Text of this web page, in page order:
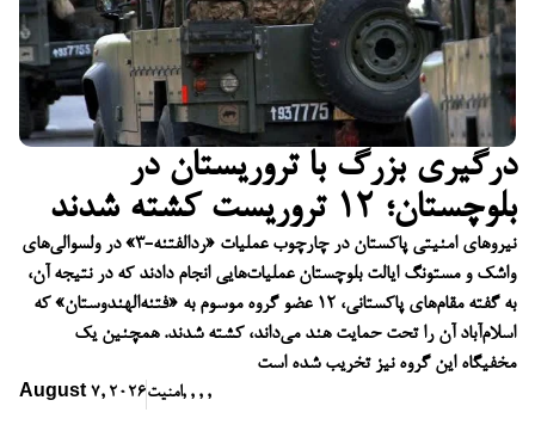
درگیری بزرگ با تروریستان در
بلوچستان؛ ۱۲ تروریست کشته شدند
نیروهای امنیتی پاکستان در چارچوب عملیات «ردالفتنه-۳» در ولسوالی‌های
واشک و مستونگ ایالت بلوچستان عملیات‌هایی انجام دادند که در نتیجه آن،
به گفته مقام‌های پاکستانی، ۱۲ عضو گروه موسوم به «فتنه‌الهندوستان» که
اسلام‌آباد آن را تحت حمایت هند می‌داند، کشته شدند. همچنین یک
مخفیگاه این گروه نیز تخریب شده است
August 7, 2026امنیت, , , ,